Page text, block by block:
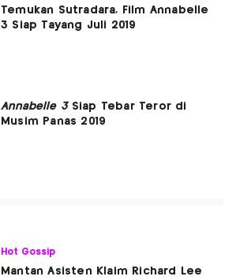
Temukan Sutradara, Film Annabelle
3 Siap Tayang Juli 2019
Annabelle 3Siap Tebar Teror di
Musim Panas 2019
Hot Gossip
Mantan Asisten Klaim Richard Lee